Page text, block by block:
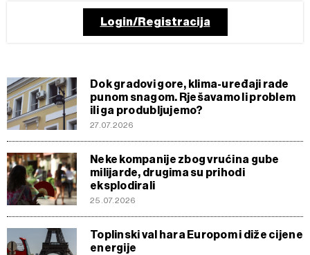
Login/Registracija
Dok gradovi gore, klima-uređaji rade
punom snagom. Rješavamo li problem
ili ga produbljujemo?
27.07.2026
Neke kompanije zbog vrućina gube
milijarde, drugima su prihodi
eksplodirali
25.07.2026
Toplinski val hara Europom i diže cijene
energije